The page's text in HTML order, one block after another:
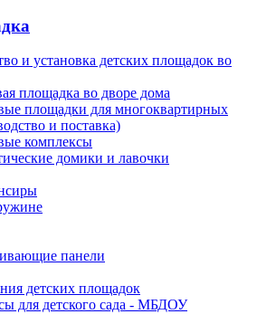
и установка детских площадок во
площадка во дворе дома
площадки для многоквартирных
и поставка)
комплексы
домики и лавочки
панели
детских площадок
для детского сада - МБДОУ